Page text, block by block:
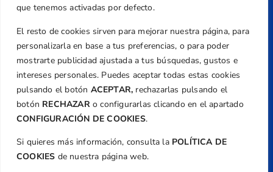
que tenemos activadas por defecto.
El resto de cookies sirven para mejorar nuestra página, para
personalizarla en base a tus preferencias, o para poder
mostrarte publicidad ajustada a tus búsquedas, gustos e
intereses personales. Puedes aceptar todas estas cookies
pulsando el botón ACEPTAR, rechazarlas pulsando el
botón RECHAZARo configurarlas clicando en el apartado
CONFIGURACIÓN DE COOKIES.
Si quieres más información, consulta la POLÍTICA DE
COOKIES de nuestra página web.
federacion@golfcv.com
Aviso Legal
Política de Privacidad
Transparencia
Normativa
Federación